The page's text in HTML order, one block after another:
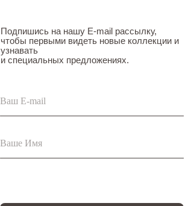
Подпишись на нашу E-mail рассылку,
чтобы первыми видеть новые коллекции и
узнавать
и специальных предложениях.